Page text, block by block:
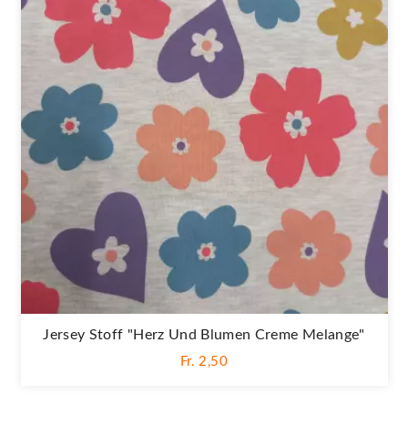
Jersey Stoff "Herz Und Blumen Creme Melange"
Fr. 2,50